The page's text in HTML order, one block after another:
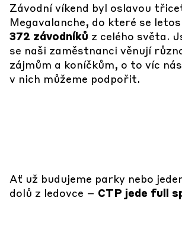
Závodní víkend byl oslavou
Megavalanche, do které se
372 závodníků z celého světa.
se naši zaměstnanci věnují
zájmům a koníčkům, o to víc
v nich můžeme podpořit.
Ať už budujeme parky nebo
dolů z ledovce – CTP jede full